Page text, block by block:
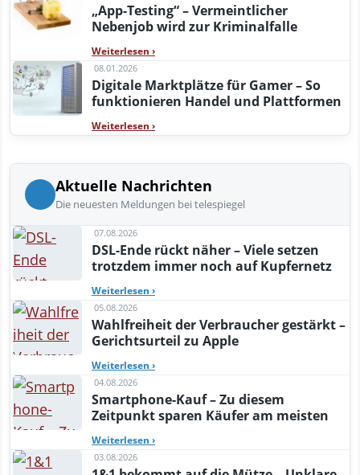
„App-Testing“ – Vermeintlicher
Nebenjob wird zur Kriminalfalle
Weiterlesen ›
08.01.2026
Digitale Marktplätze für Gamer – So
funktionieren Handel und Plattformen
Weiterlesen ›
Aktuelle Nachrichten
Die neuesten Meldungen bei telespiegel
07.08.2026
DSL-Ende rückt näher – Viele setzen
trotzdem immer noch auf Kupfernetz
Weiterlesen ›
05.08.2026
Wahlfreiheit der Verbraucher gestärkt –
Gerichtsurteil zu Apple
Weiterlesen ›
04.08.2026
Smartphone-Kauf – Zu diesem
Zeitpunkt sparen Käufer am meisten
Weiterlesen ›
03.08.2026